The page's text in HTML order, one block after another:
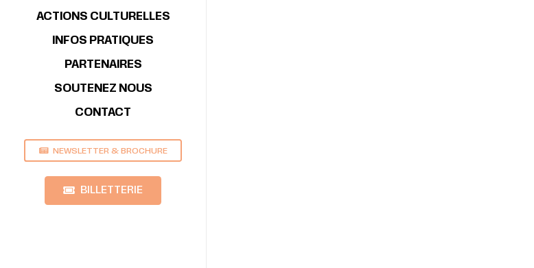
ACTIONS CULTURELLES
INFOS PRATIQUES
PARTENAIRES
SOUTENEZ NOUS
CONTACT
NEWSLETTER & BROCHURE
BILLETTERIE